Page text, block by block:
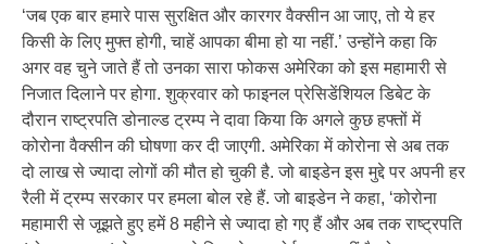
‘जब एक बार हमारे पास सुरक्षित और कारगर वैक्सीन आ जाए, तो ये हर
किसी के लिए मुफ्त होगी, चाहें आपका बीमा हो या नहीं.’ उन्होंने कहा कि
अगर वह चुने जाते हैं तो उनका सारा फोकस अमेरिका को इस महामारी से
निजात दिलाने पर होगा. शुक्रवार को फाइनल प्रेसिडेंशियल डिबेट के
दौरान राष्ट्रपति डोनाल्ड ट्रम्प ने दावा किया कि अगले कुछ हफ्तों में
कोरोना वैक्सीन की घोषणा कर दी जाएगी. अमेरिका में कोरोना से अब तक
दो लाख से ज्यादा लोगों की मौत हो चुकी है. जो बाइडेन इस मुद्दे पर अपनी हर
रैली में ट्रम्प सरकार पर हमला बोल रहे हैं. जो बाइडेन ने कहा, ‘कोरोना
महामारी से जूझते हुए हमें 8 महीने से ज्यादा हो गए हैं और अब तक राष्ट्रपति